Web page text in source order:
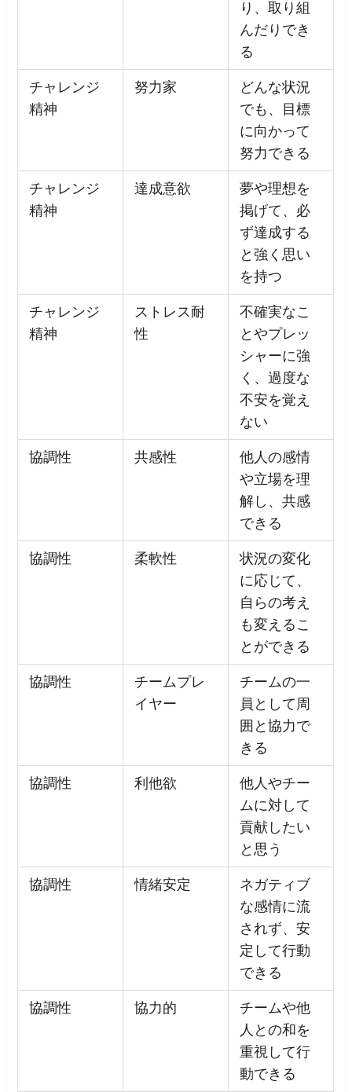
り、取り組
んだりでき
る
チャレンジ
精神
努力家
どんな状況
でも、目標
に向かって
努力できる
チャレンジ
精神
達成意欲
夢や理想を
掲げて、必
ず達成する
と強く思い
を持つ
チャレンジ
精神
ストレス耐
性
不確実なこ
とやプレッ
シャーに強
く、過度な
不安を覚え
ない
協調性 共感性
他人の感情
や立場を理
解し、共感
できる
協調性 柔軟性
状況の変化
に応じて、
自らの考え
も変えるこ
とができる
協調性
チームプレ
イヤー
チームの一
員として周
囲と協力で
きる
協調性 利他欲
他人やチー
ムに対して
貢献したい
と思う
協調性 情緒安定
ネガティブ
な感情に流
されず、安
定して行動
できる
協調性 協力的
チームや他
人との和を
重視して行
動できる